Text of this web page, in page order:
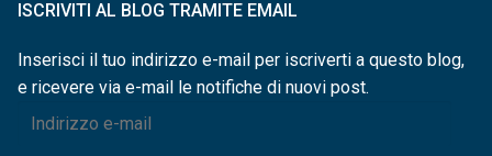
ISCRIVITI AL BLOG TRAMITE EMAIL
Inserisci il tuo indirizzo e-mail per iscriverti a questo blog,
e ricevere via e-mail le notifiche di nuovi post.
Indirizzo